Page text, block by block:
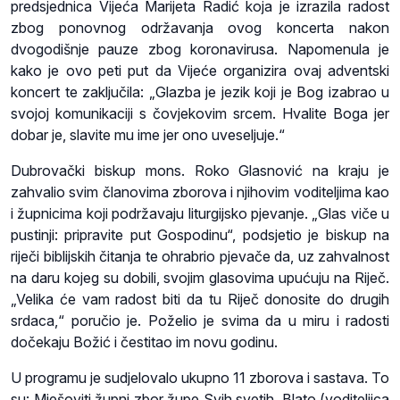
predsjednica Vijeća Marijeta Radić koja je izrazila radost
zbog ponovnog održavanja ovog koncerta nakon
dvogodišnje pauze zbog koronavirusa. Napomenula je
kako je ovo peti put da Vijeće organizira ovaj adventski
koncert te zaključila: „Glazba je jezik koji je Bog izabrao u
svojoj komunikaciji s čovjekovim srcem. Hvalite Boga jer
dobar je, slavite mu ime jer ono uveseljuje.“
Dubrovački biskup mons. Roko Glasnović na kraju je
zahvalio svim članovima zborova i njihovim voditeljima kao
i župnicima koji podržavaju liturgijsko pjevanje. „Glas viče u
pustinji: pripravite put Gospodinu“, podsjetio je biskup na
riječi biblijskih čitanja te ohrabrio pjevače da, uz zahvalnost
na daru kojeg su dobili, svojim glasovima upućuju na Riječ.
„Velika će vam radost biti da tu Riječ donosite do drugih
srdaca,“ poručio je. Poželio je svima da u miru i radosti
dočekaju Božić i čestitao im novu godinu.
U programu je sudjelovalo ukupno 11 zborova i sastava. To